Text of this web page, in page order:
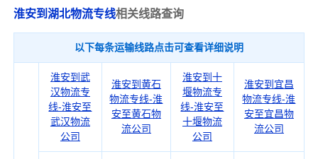
淮安到湖北物流专线相关线路查询
以下每条运输线路点击可查看详细说明
淮安到武
汉物流专
线-淮安至
武汉物流
公司
淮安到黄石
物流专线-淮
安至黄石物
流公司
淮安到十
堰物流专
线-淮安至
十堰物流
公司
淮安到宜昌
物流专线-淮
安至宜昌物
流公司